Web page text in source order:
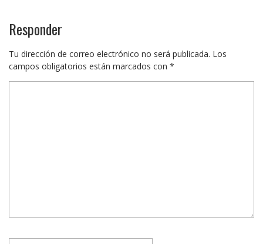
Responder
Tu dirección de correo electrónico no será publicada. Los
campos obligatorios están marcados con *